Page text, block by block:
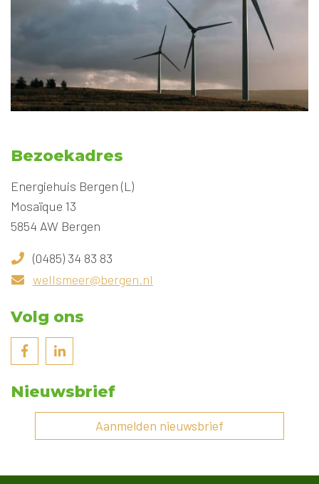
Bezoekadres
Energiehuis Bergen (L)
Mosaïque 13
5854 AW Bergen
(0485) 34 83 83
wellsmeer@bergen.nl
Volg ons
Nieuwsbrief
Aanmelden nieuwsbrief